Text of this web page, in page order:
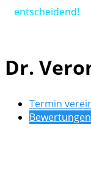
entscheidend!
Dr.
Termin
Bewertungen